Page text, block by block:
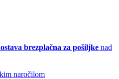
brezplačna za pošiljke nad
naročilom